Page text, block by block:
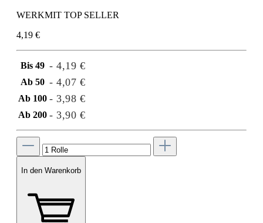
WERKMIT TOP SELLER
4,19 €
Bis 49 - 4,19 €
Ab 50 - 4,07 €
Ab 100 - 3,98 €
Ab 200 - 3,90 €
In den Warenkorb